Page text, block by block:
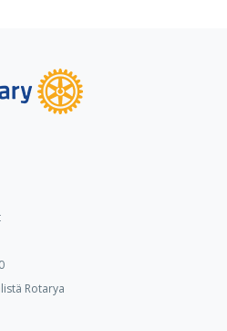
Rotarya